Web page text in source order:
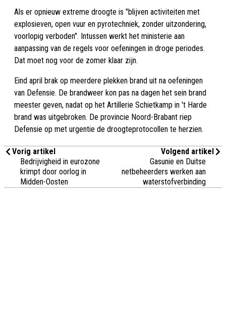
Als er opnieuw extreme droogte is "blijven activiteiten met
explosieven, open vuur en pyrotechniek, zonder uitzondering,
voorlopig verboden". Intussen werkt het ministerie aan
aanpassing van de regels voor oefeningen in droge periodes.
Dat moet nog voor de zomer klaar zijn.
Eind april brak op meerdere plekken brand uit na oefeningen
van Defensie. De brandweer kon pas na dagen het sein brand
meester geven, nadat op het Artillerie Schietkamp in 't Harde
brand was uitgebroken. De provincie Noord-Brabant riep
Defensie op met urgentie de droogteprotocollen te herzien.
Vorig artikel
Bedrijvigheid in eurozone
krimpt door oorlog in
Midden-Oosten
Volgend artikel
Gasunie en Duitse
netbeheerders werken aan
waterstofverbinding